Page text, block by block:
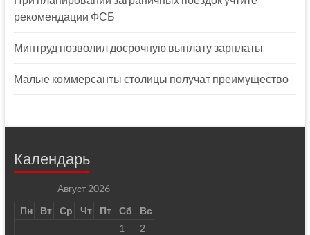
рекомендации ФСБ
Минтруд позволил досрочную выплату зарплаты
Малые коммерсанты столицы получат преимущество
Календарь
Август 2026
Пн
Вт Ср Чт Пт Сб
Вс
1
2